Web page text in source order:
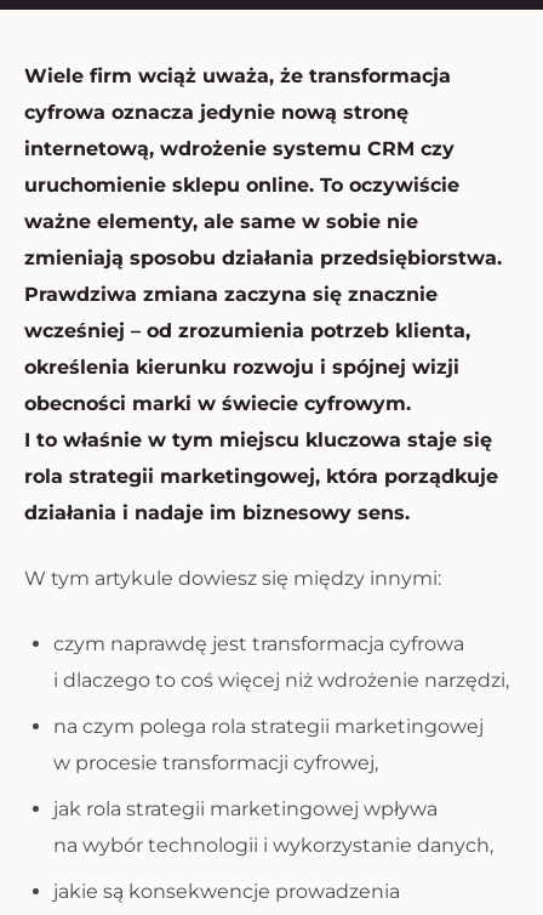
Wiele firm wciąż uważa, że transformacja
cyfrowa oznacza jedynie nową stronę
internetową, wdrożenie systemu CRM czy
uruchomienie sklepu online. To oczywiście
ważne elementy, ale same w sobie nie
zmieniają sposobu działania przedsiębiorstwa.
Prawdziwa zmiana zaczyna się znacznie
wcześniej – od zrozumienia potrzeb klienta,
określenia kierunku rozwoju i spójnej wizji
obecności marki w świecie cyfrowym.
I to właśnie w tym miejscu kluczowa staje się
rola strategii marketingowej, która porządkuje
działania i nadaje im biznesowy sens.
W tym artykule dowiesz się między innymi:
czym naprawdę jest transformacja cyfrowa
i dlaczego to coś więcej niż wdrożenie narzędzi,
na czym polega rola strategii marketingowej
w procesie transformacji cyfrowej,
jak rola strategii marketingowej wpływa
na wybór technologii i wykorzystanie danych,
jakie są konsekwencje prowadzenia